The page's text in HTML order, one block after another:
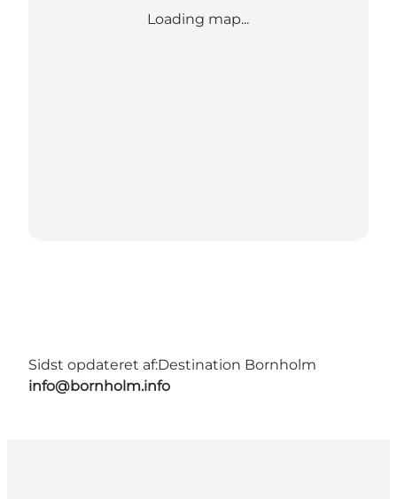
Loading map...
Sidst opdateret af:Destination Bornholm
info@bornholm.info